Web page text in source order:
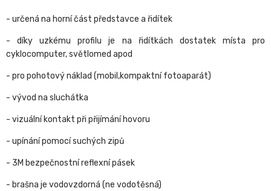
- určená na horní část představce a řidítek
- díky uzkému profilu je na řidítkách dostatek místa pro
cyklocomputer, světlomed apod
- pro pohotový náklad (mobil,kompaktní fotoaparát)
- vývod na sluchátka
- vizuální kontakt při přijímání hovoru
- upínání pomocí suchých zipů
- 3M bezpečnostní reflexní pásek
- brašna je vodovzdorná (ne vodotěsná)